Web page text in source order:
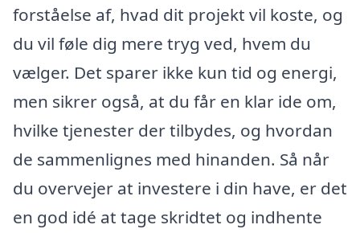
forståelse af, hvad dit projekt vil koste, og
du vil føle dig mere tryg ved, hvem du
vælger. Det sparer ikke kun tid og energi,
men sikrer også, at du får en klar ide om,
hvilke tjenester der tilbydes, og hvordan
de sammenlignes med hinanden. Så når
du overvejer at investere i din have, er det
en god idé at tage skridtet og indhente